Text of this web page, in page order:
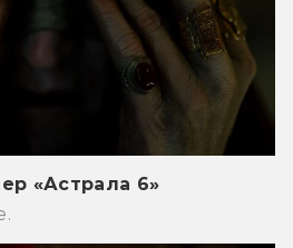
«Астрала 6»